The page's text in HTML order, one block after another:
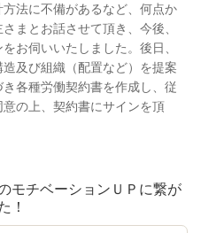
法に不備があるなど、何点か
まとお話させて頂き、今後、
お伺いいたしました。後日、
及び組織（配置など）を提案
各種労働契約書を作成し、従
の上、契約書にサインを頂
モチベーションＵＰに繋が
！